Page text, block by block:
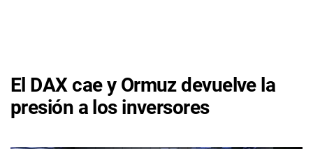
El DAX cae y Ormuz devuelve la
presión a los inversores